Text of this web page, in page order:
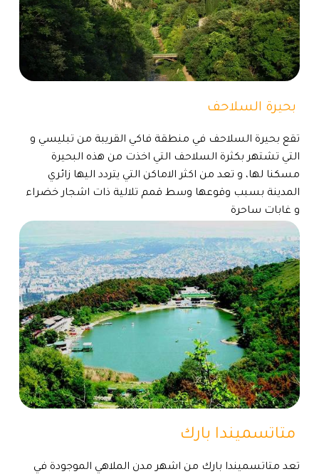
بحيرة السلاحف
تقع بحيرة السلاحف في منطقة فاكي القريبة من تبليسي و
التي تشتهر بكثرة السلاحف التي اخذت من هذه البحيرة
مسكنا لها، و تعد من اكثر الاماكن التي يتردد اليها زائري
المدينة بسبب وقوعها وسط قمم تلالية ذات اشجار خضراء
و غابات ساحرة
متاتسميندا بارك
تعد متاتسميندا بارك من اشهر مدن الملاهي الموجودة في